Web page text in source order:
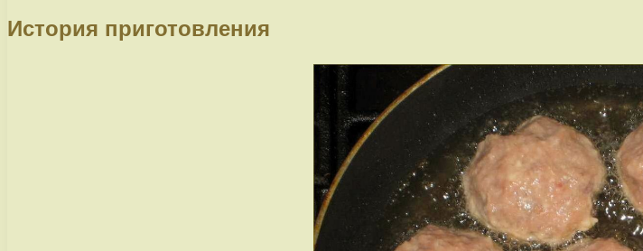
История приготовления